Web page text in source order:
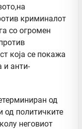
криминалот
со огромен
која се покажа
и анти-
од
од политичките
неговиот